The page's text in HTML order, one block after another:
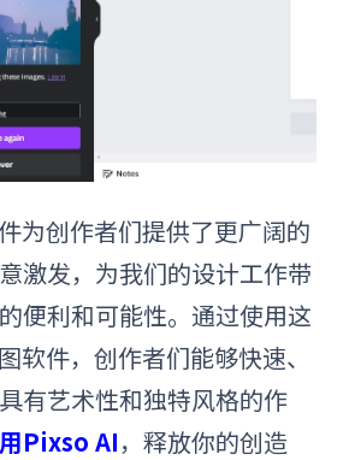
为创作者们提供了更广阔的
激发，为我们的设计工作带
便利和可能性。通过使用这
软件，创作者们能够快速、
有艺术性和独特风格的作
Pixso AI，释放你的创造